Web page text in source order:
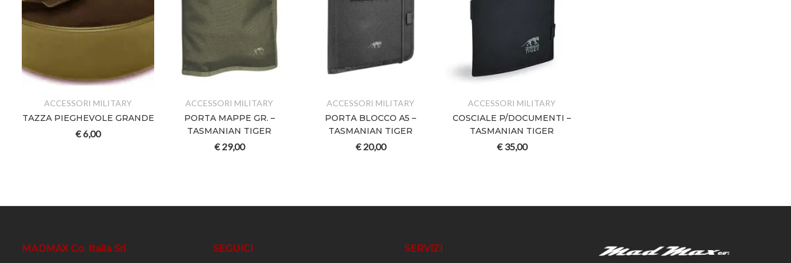
ACCESSORI MILITARY
TAZZA PIEGHEVOLE GRANDE
€6,00
ACCESSORI MILITARY
PORTA MAPPE GR. –
TASMANIAN TIGER
€29,00
ACCESSORI MILITARY
PORTA BLOCCO A5 –
TASMANIAN TIGER
€20,00
ACCESSORI MILITARY
COSCIALE P/DOCUMENTI –
TASMANIAN TIGER
€35,00
MADMAX Co. Italia Srl SEGUICI SERVIZI